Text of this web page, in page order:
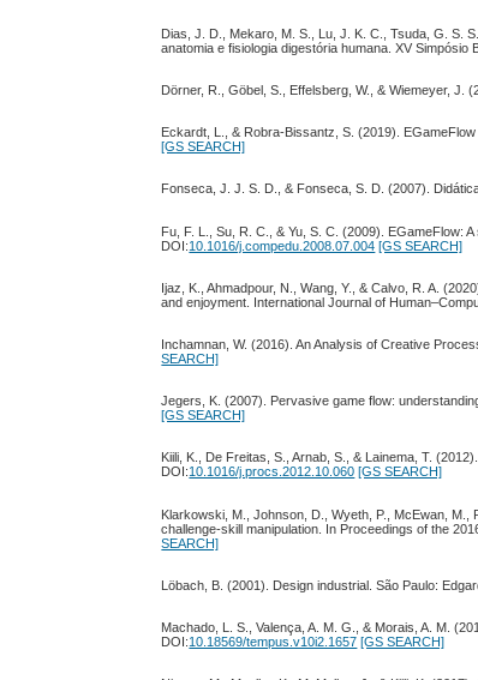
Dias, J. D., Mekaro, M. S., Lu, J. K. C., Tsuda, G. S.
anatomia e fisiologia digestória humana. XV
Dörner, R., Göbel, S., Effelsberg, W., & Wiemeyer, J.
Eckardt, L., & Robra-Bissantz, S. (2019).
[GS SEARCH]
Fonseca, J. J. S. D., & Fonseca, S. D. (2007).
Fu, F. L., Su, R. C., & Yu, S. C. (2009). EGameFlow:
DOI:10.1016/j.compedu.2008.07.004 [GS SEARCH]
Ijaz, K., Ahmadpour, N., Wang, Y., & Calvo, R. A.
and enjoyment. International Journal of
Inchamnan, W. (2016). An Analysis of Creative
SEARCH]
Jegers, K. (2007). Pervasive game flow:
[GS SEARCH]
Kiili, K., De Freitas, S., Arnab, S., & Lainema, T.
DOI:10.1016/j.procs.2012.10.060 [GS SEARCH]
Klarkowski, M., Johnson, D., Wyeth, P., McEwan, M.,
challenge-skill manipulation. In Proceedings of the
SEARCH]
Löbach, B. (2001). Design industrial. São Paulo:
Machado, L. S., Valença, A. M. G., & Morais, A. M.
DOI:10.18569/tempus.v10i2.1657 [GS SEARCH]